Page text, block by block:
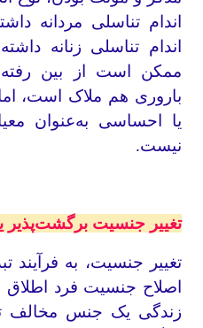
اندام تناسلی مردانه
اندام تناسلی زنانه
ممکن است از بین
باروری هم ملاک است،
یا احساسی به‌عنوان
نیست.
تغییر جنسیت برگشت‌پذیر
تغییر جنسیت، به فرآیند
اصلاح جنسیت فرد
زندگی یک جنس مخالف